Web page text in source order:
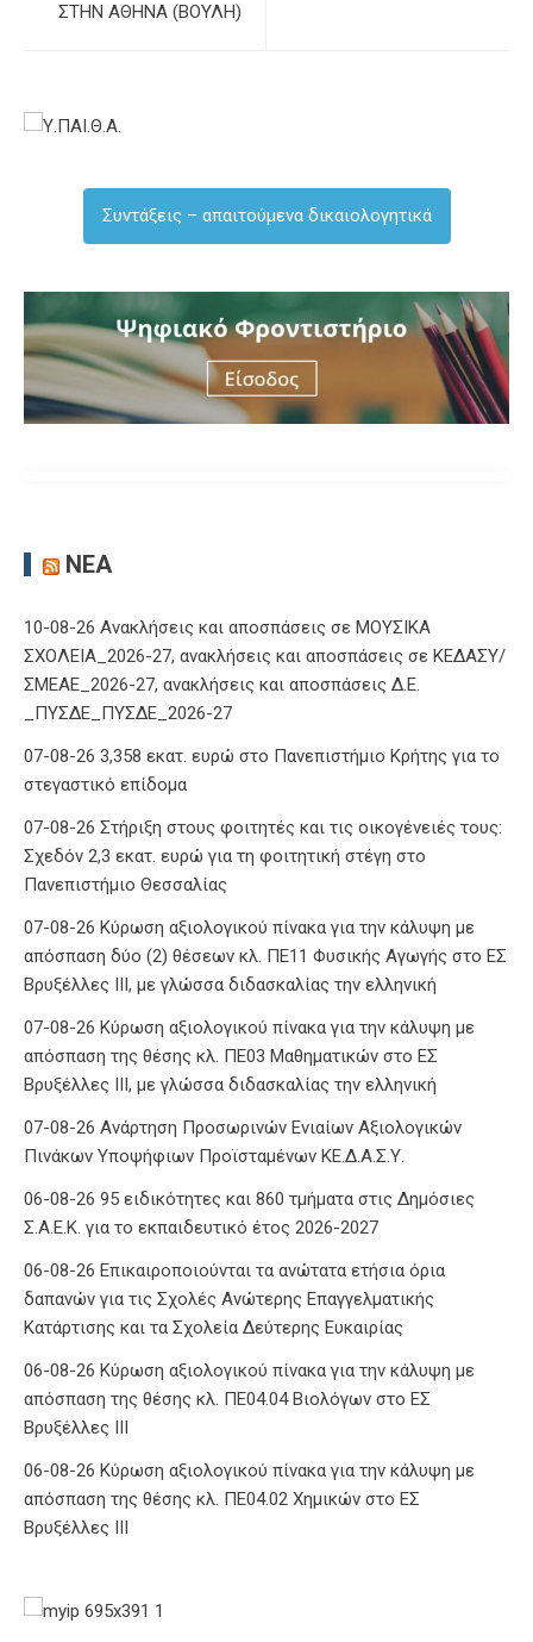
ΣΤΗΝ ΑΘΗΝΑ (ΒΟΥΛΗ)
Συντάξεις – απαιτούμενα δικαιολογητικά
ΝΈΑ
10-08-26 Ανακλήσεις και αποσπάσεις σε ΜΟΥΣΙΚΑ
ΣΧΟΛΕΙΑ_2026-27, ανακλήσεις και αποσπάσεις σε ΚΕΔΑΣΥ/
ΣΜΕΑΕ_2026-27, ανακλήσεις και αποσπάσεις Δ.Ε.
_ΠΥΣΔΕ_ΠΥΣΔΕ_2026-27
07-08-26 3,358 εκατ. ευρώ στο Πανεπιστήμιο Κρήτης για το
στεγαστικό επίδομα
07-08-26 Στήριξη στους φοιτητές και τις οικογένειές τους:
Σχεδόν 2,3 εκατ. ευρώ για τη φοιτητική στέγη στο
Πανεπιστήμιο Θεσσαλίας
07-08-26 Κύρωση αξιολογικού πίνακα για την κάλυψη με
απόσπαση δύο (2) θέσεων κλ. ΠΕ11 Φυσικής Αγωγής στο ΕΣ
Βρυξέλλες ΙΙΙ, με γλώσσα διδασκαλίας την ελληνική
07-08-26 Κύρωση αξιολογικού πίνακα για την κάλυψη με
απόσπαση της θέσης κλ. ΠΕ03 Μαθηματικών στο ΕΣ
Βρυξέλλες ΙΙΙ, με γλώσσα διδασκαλίας την ελληνική
07-08-26 Ανάρτηση Προσωρινών Ενιαίων Αξιολογικών
Πινάκων Υποψήφιων Προϊσταμένων ΚΕ.Δ.Α.Σ.Υ.
06-08-26 95 ειδικότητες και 860 τμήματα στις Δημόσιες
Σ.Α.Ε.Κ. για το εκπαιδευτικό έτος 2026-2027
06-08-26 Επικαιροποιούνται τα ανώτατα ετήσια όρια
δαπανών για τις Σχολές Ανώτερης Επαγγελματικής
Κατάρτισης και τα Σχολεία Δεύτερης Ευκαιρίας
06-08-26 Κύρωση αξιολογικού πίνακα για την κάλυψη με
απόσπαση της θέσης κλ. ΠΕ04.04 Βιολόγων στο ΕΣ
Βρυξέλλες ΙΙΙ
06-08-26 Κύρωση αξιολογικού πίνακα για την κάλυψη με
απόσπαση της θέσης κλ. ΠΕ04.02 Χημικών στο ΕΣ
Βρυξέλλες ΙΙΙ